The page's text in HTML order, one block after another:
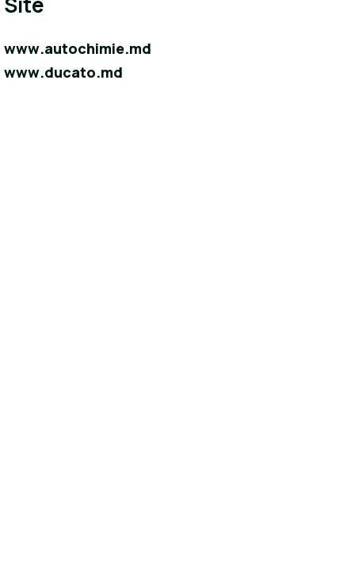
www.autochimie.md
www.ducato.md